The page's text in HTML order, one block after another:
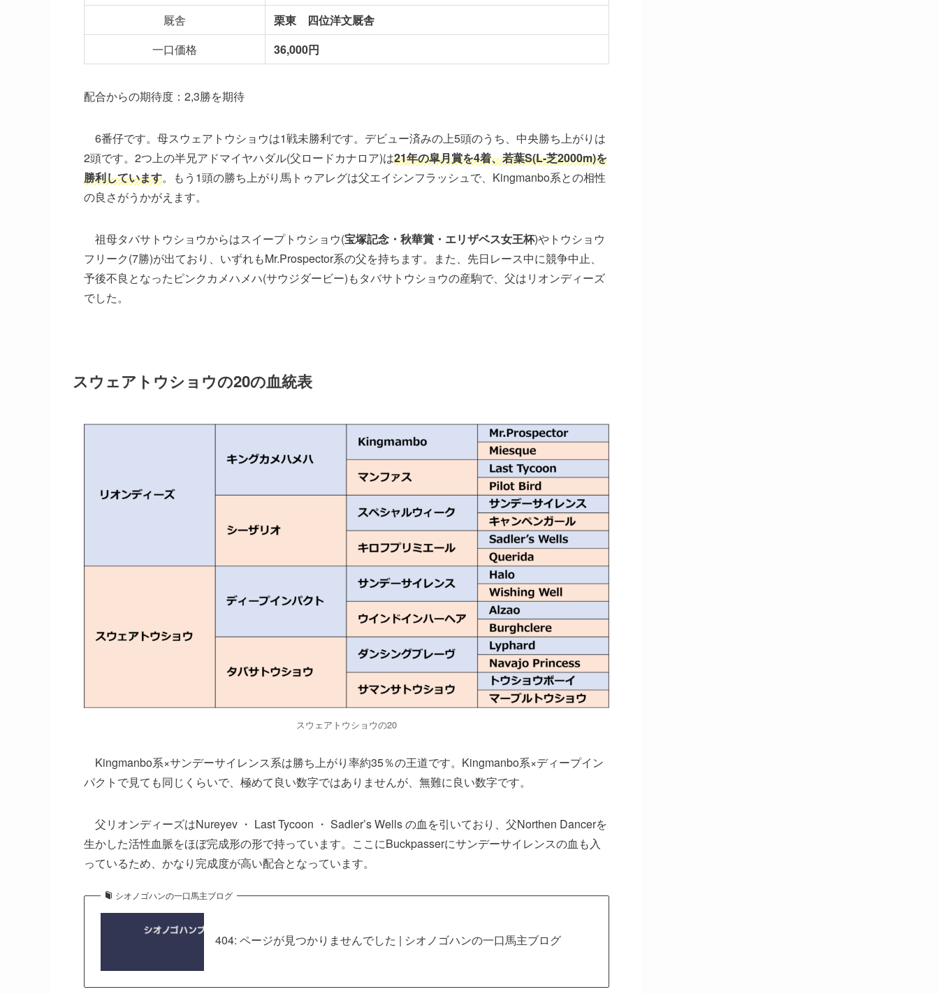
厩舎
栗東 四位洋文厩舎
一口価格
36,000円
配合からの期待度：2,3勝を期待
6番仔です。母スウェアトウショウは1戦未勝利です。デビュー済みの上5頭のうち、中央勝ち上がりは
2頭です。2つ上の半兄アドマイヤハダル(父ロードカナロア)は21年の皐月賞を4着、若葉S(L-芝2000m)を
勝利しています。もう1頭の勝ち上がり馬 トゥアレグは父エイシンフラッシュで、 Kingmanbo系との相性
の良さがうかがえます。
祖母タバサトウショウからはスイープトウショウ(宝塚記念・秋華賞・エリザベス女王杯)や トウショウ
フリーク(7勝)が出ており、いずれもMr.Prospector系の父を持ちます。また、先日レース中に競争中止、
予後不良となった ピンクカメハメハ(サウジダービー)もタバサトウショウの産駒で、父はリオンディーズ
でした。
スウェアトウショウの20の血統表
スウェアトウショウの20
Kingmanbo系×サンデーサイレンス系は勝ち上がり率約35％の王道です。 Kingmanbo系×ディープイン
パクト で見ても同じくらいで、極めて良い数字ではありませんが、無難に良い数字です。
父リオンディーズはNureyev ・ Last Tycoon ・ Sadler’s Wellsの血を引いており、父Northen Dancerを
生かした活性血脈をほぼ完成形の形で持っています。ここにBuckpasserにサンデーサイレンスの血も入
っているため、かなり完成度が高い配合となっています。
シオノゴハンの一口馬主ブログ
404: ページが見つかりませんでした | シオノゴハンの一口馬主ブログ